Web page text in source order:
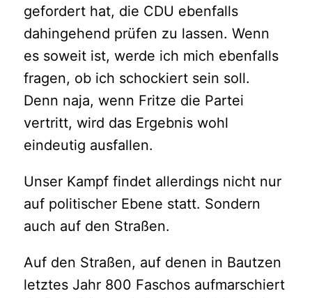
gefordert hat, die CDU ebenfalls
dahingehend prüfen zu lassen. Wenn
es soweit ist, werde ich mich ebenfalls
fragen, ob ich schockiert sein soll.
Denn naja, wenn Fritze die Partei
vertritt, wird das Ergebnis wohl
eindeutig ausfallen.
Unser Kampf findet allerdings nicht nur
auf politischer Ebene statt. Sondern
auch auf den Straßen.
Auf den Straßen, auf denen in Bautzen
letztes Jahr 800 Faschos aufmarschiert